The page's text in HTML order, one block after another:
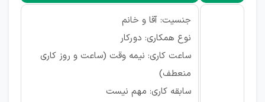
جنسیت: آقا و خانم
نوع همکاری: دورکار
ساعت کاری: نیمه وقت (ساعت و روز کاری
منعطف)
سابقه کاری: مهم نیست